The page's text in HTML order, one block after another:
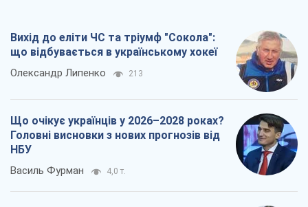
Вихід до еліти ЧС та тріумф "Сокола":
що відбувається в українському хокеї
Олександр Липенко 213
Що очікує українців у 2026–2028 роках?
Головні висновки з нових прогнозів від
НБУ
Василь Фурман 4,0 т.